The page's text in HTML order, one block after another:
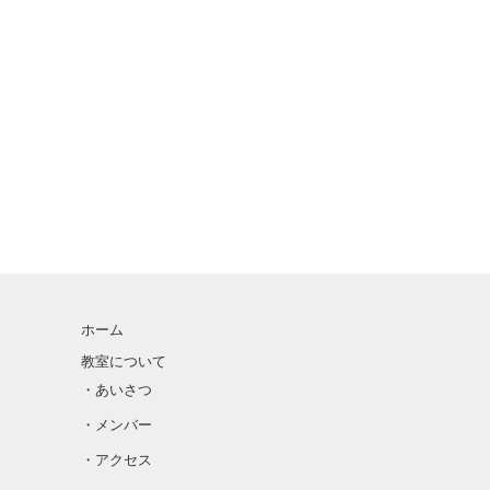
ホーム
教室について
・あいさつ
・メンバー
・アクセス